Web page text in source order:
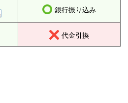
銀行振り込み
代金引換